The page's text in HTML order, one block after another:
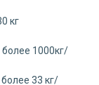
кг
более 1000кг/
33 кг/